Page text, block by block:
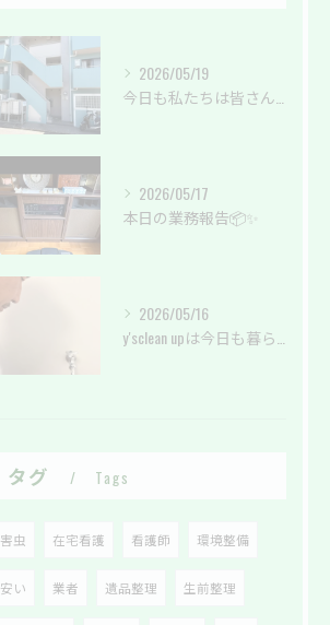
2026/05/19
2026/05/17
本日の業務報告📦✨
2026/05/16
タグ Tags
害虫 在宅看護 看護師 環境整備
安い 業者 遺品整理 生前整理